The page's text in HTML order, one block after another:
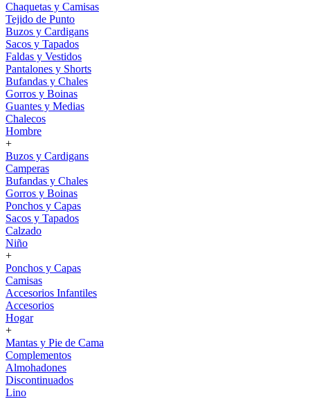
Chaquetas y Camisas
Tejido de Punto
Buzos y Cardigans
Sacos y Tapados
Faldas y Vestidos
Pantalones y Shorts
Bufandas y Chales
Gorros y Boinas
Guantes y Medias
Chalecos
Hombre
+
Buzos y Cardigans
Camperas
Bufandas y Chales
Gorros y Boinas
Ponchos y Capas
Sacos y Tapados
Calzado
Niño
+
Ponchos y Capas
Camisas
Accesorios Infantiles
Accesorios
Hogar
+
Mantas y Pie de Cama
Complementos
Almohadones
Discontinuados
Lino